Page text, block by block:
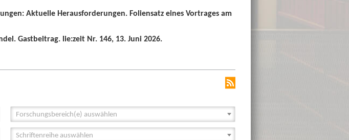
Aktuelle Herausforderungen. Foliensatz eines Vortrages am
Gastbeitrag. lie:zeit Nr. 146, 13. Juni 2026.
Forschungsbereich(e) auswählen
Schriftenreihe auswählen